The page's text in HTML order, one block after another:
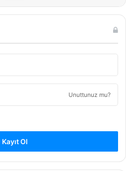
Unuttunuz mu?
Kayıt Ol